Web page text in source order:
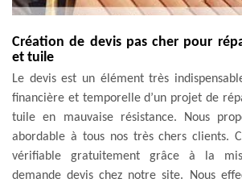
Création de devis pas cher pour
et tuile
Le devis est un élément très
financière et temporelle d’un projet de
tuile en mauvaise résistance. Nous
abordable à tous nos très chers clients.
vérifiable gratuitement grâce à la
demande devis chez notre site. Nous